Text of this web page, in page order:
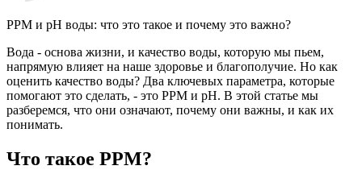
PPM и pH воды: что это такое и почему это важно?
Вода - основа жизни, и качество воды, которую мы пьем,
напрямую влияет на наше здоровье и благополучие. Но как
оценить качество воды? Два ключевых параметра, которые
помогают это сделать, - это PPM и pH. В этой статье мы
разберемся, что они означают, почему они важны, и как их
понимать.
Что такое PPM?